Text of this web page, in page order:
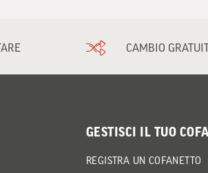
CAMBIO
GESTISCI IL TUO
REGISTRA UN COFANETTO